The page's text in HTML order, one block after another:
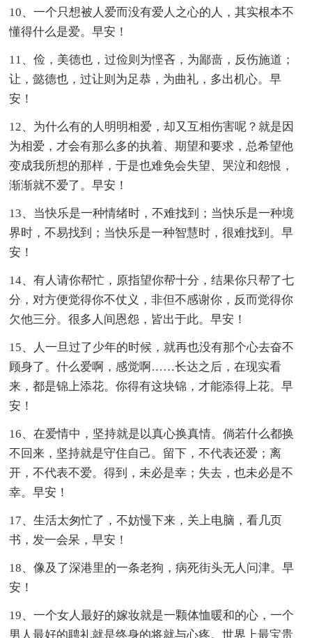
10、一个只想被人爱而没有爱人之心的人，其实根本不
懂得什么是爱。早安！
11、俭，美德也，过俭则为悭吝，为鄙啬，反伤施道；
让，懿德也，过让则为足恭，为曲礼，多出机心。早
安！
12、为什么有的人明明相爱，却又互相伤害呢？就是因
为相爱，才会有那么多的执着、期望和要求，总希望他
变成我所想的那样，于是也难免会失望、哭泣和怨恨，
渐渐就不爱了。早安！
13、当快乐是一种情绪时，不难找到；当快乐是一种境
界时，不易找到；当快乐是一种智慧时，很难找到。早
安！
14、有人请你帮忙，原指望你帮十分，结果你只帮了七
分，对方便觉得你不仗义，非但不感谢你，反而觉得你
欠他三分。很多人间恩怨，皆出于此。早安！
15、人一旦过了少年的时候，就再也没有那个心去奋不
顾身了。什么爱啊，感觉啊……长达之后，在现实看
来，都是锦上添花。你得有这块锦，才能添得上花。早
安！
16、在爱情中，坚持就是以真心换真情。倘若什么都换
不回来，坚持就是守住自己。留下，不代表还爱；离
开，不代表不爱。得到，未必是幸；失去，也未必是不
幸。早安！
17、生活太匆忙了，不妨慢下来，关上电脑，看几页
书，发一会呆，早安！
18、像及了深港里的一条老狗，病死街头无人问津。早
安！
19、一个女人最好的嫁妆就是一颗体恤暖和的心，一个
男人最好的聘礼就是终身的将就与心疼。世界上最宝贵